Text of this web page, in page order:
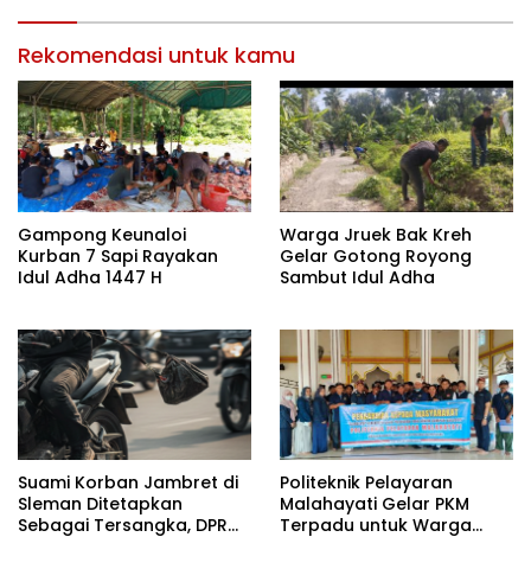
Rekomendasi untuk kamu
Gampong Keunaloi
Kurban 7 Sapi Rayakan
Idul Adha 1447 H
Warga Jruek Bak Kreh
Gelar Gotong Royong
Sambut Idul Adha
Suami Korban Jambret di
Sleman Ditetapkan
Sebagai Tersangka, DPR
Politeknik Pelayaran
Malahayati Gelar PKM
Terpadu untuk Warga